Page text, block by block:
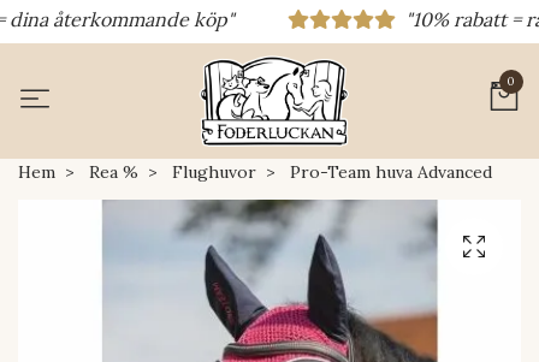
återkommande köp" "10% rabatt =
0
Hem Rea % Flughuvor Pro-Team huva Advanced